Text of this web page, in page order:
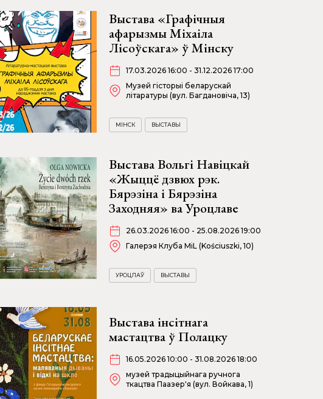
Выстава «Графічныя
афарызмы Міхаіла
Лісоўскага» ў Мінску
17.03.2026 16:00 - 31.12.2026 17:00
Музей гісторыі беларускай
літаратуры (вул. Багдановіча, 13)
МІНСК ВЫСТАВЫ
Выстава Вольгі Навіцкай
«Жыццё дзвюх рэк.
Бярэзіна і Бярэзіна
Заходняя» ва Уроцлаве
26.03.2026 16:00 - 25.08.2026 19:00
Галерэя Клуба MiL (Kościuszki, 10)
УРОЦЛАЎ ВЫСТАВЫ
Выстава інсітнага
мастацтва ў Полацку
16.05.2026 10:00 - 31.08.2026 18:00
музей традыцыйнага ручнога
ткацтва Паазер'я (вул. Войкава, 1)